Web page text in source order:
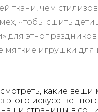
ткани, чем
чтобы сшить
для
мягкие игрушки для
какие вещи
этого
наши страницы в